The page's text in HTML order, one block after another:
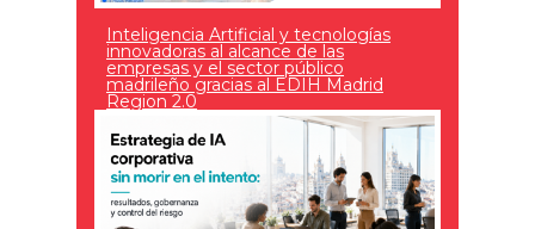
Inteligencia Artificial y tecnologías
innovadoras al alcance de las
empresas y el sector público
madrileño gracias al EDIH Madrid
Region 2.0